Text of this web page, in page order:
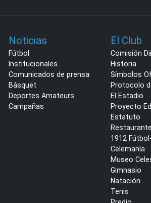
Noticias
Fútbol
Institucionales
Comunicados de prensa
Básquet
Deportes Amateurs
Campañas
El Club
Comisión
Historia
Símbolos
Protocolo
El Estadio
Proyecto
Estatuto
Restaurante
1912
Celemanía
Museo
Gimnasio
Natación
Tenis